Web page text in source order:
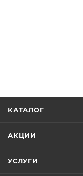
КАТАЛОГ
АКЦИИ
УСЛУГИ